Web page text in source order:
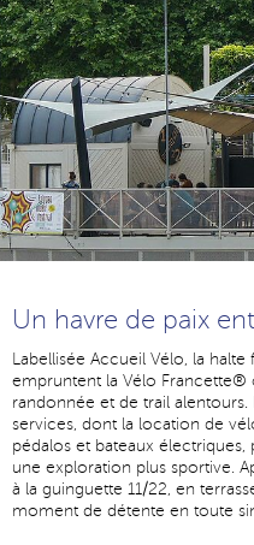
Un havre de paix
Labellisée Accueil Vélo, la
empruntent la Vélo Francette®
randonnée et de trail alentours.
services, dont la location de
pédalos et bateaux
une exploration plus sportive.
à la guinguette 11/22, en
moment de détente en toute